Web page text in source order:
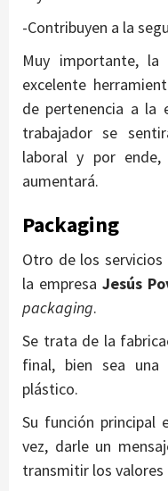
-Contribuyen a la
Muy importante,
excelente
de pertenencia a la
trabajador se
laboral y por
aumentará.
Packaging
Otro de los
la empresa Jesús
packaging.
Se trata de la
final, bien sea
plástico.
Su función principal
vez, darle un
transmitir los